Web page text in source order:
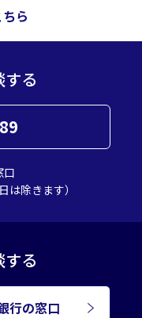
ら
する
口
除きます）
する
行の窓口